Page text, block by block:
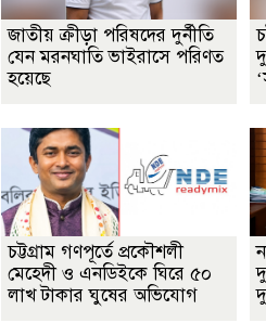
জাতীয় ক্রীড়া পরিষদের দুর্নীতি
যেন মরনঘাতি ভাইরাসে পরিণত
হয়েছে
চট্টগ্রাম গণপূর্তে প্রকৌশলী
মেহেদী ও এনডিইকে ঘিরে ৫০
লাখ টাকার ঘুষের অভিযোগ